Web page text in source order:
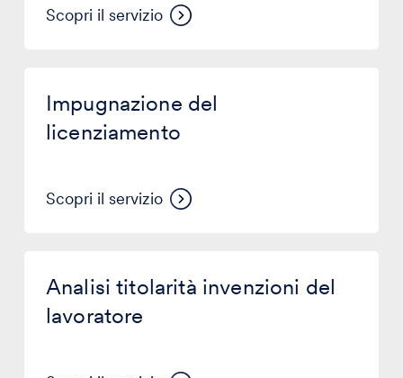
Scopri il servizio
Impugnazione del
licenziamento
Scopri il servizio
licenziamento
Analisi titolarità invenzioni del
lavoratore
titolarità
invenzioni
lavoratore